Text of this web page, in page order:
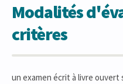
Modalités
critères
un examen écrit à livre